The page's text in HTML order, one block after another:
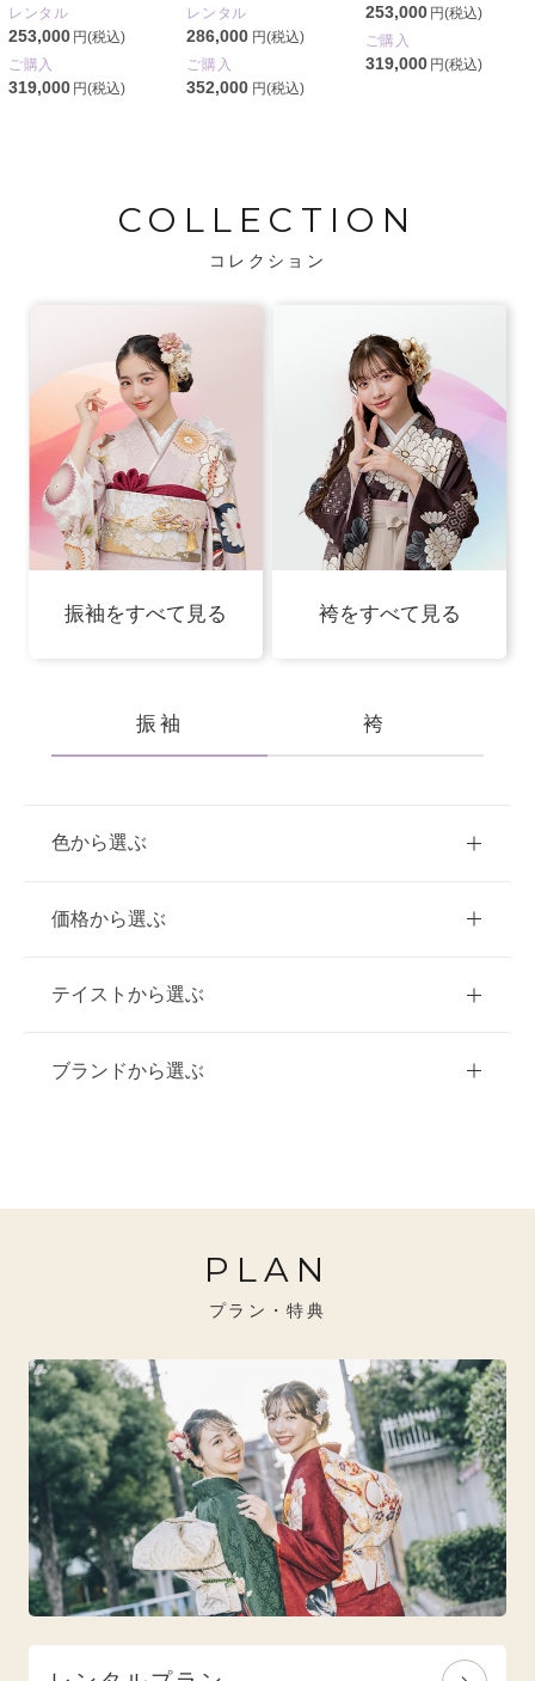
レンタル
253,000 円(税込)
ご購入
319,000 円(税込)
レンタル
286,000 円(税込)
ご購入
352,000 円(税込)
253,000 円(税込)
ご購入
319,000 円(税込)
COLLECTION
コレクション
振袖をすべて見る 袴をすべて見る
振袖 袴
色から選ぶ
赤
価格から選ぶ
ご購入
10万円台以下
20万円～26万円未満
26万円～31万円未満
テイストから選ぶ
クラシック
クール
ナチュラル
ブランドから選ぶ
イエベ秋におすすめ
ブルべ夏におすすめ
ブルべ冬におすすめ
特選技法
オリジナルブランド
人気モデルブランド
PLAN
プラン・特典